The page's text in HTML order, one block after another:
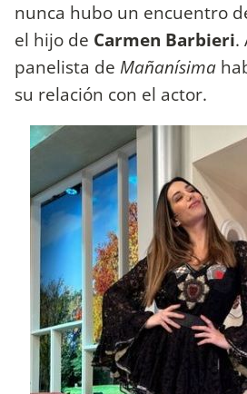
nunca hubo un encuentro
el hijo de Carmen Barbieri.
panelista de Mañanísima
su relación con el actor.